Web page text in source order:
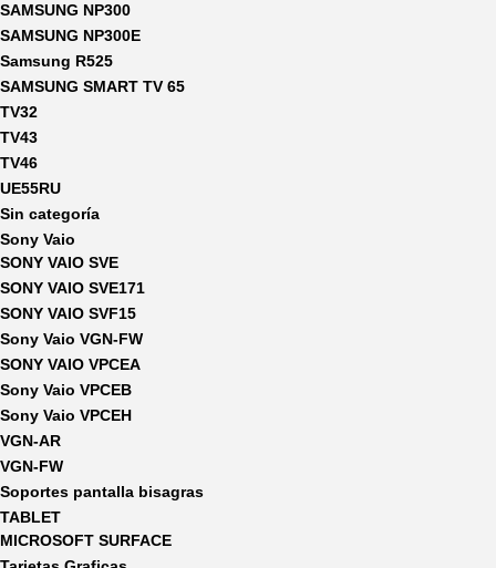
SAMSUNG NP300
SAMSUNG NP300E
Samsung R525
SAMSUNG SMART TV 65
TV32
TV43
TV46
UE55RU
Sin categoría
Sony Vaio
SONY VAIO SVE
SONY VAIO SVE171
SONY VAIO SVF15
Sony Vaio VGN-FW
SONY VAIO VPCEA
Sony Vaio VPCEB
Sony Vaio VPCEH
VGN-AR
VGN-FW
Soportes pantalla bisagras
TABLET
MICROSOFT SURFACE